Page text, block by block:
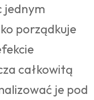
jednym
porządkuje
całkowitą
je pod